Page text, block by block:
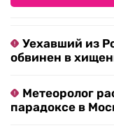
Уехавший из
обвинен в
Метеоролог
парадоксе в